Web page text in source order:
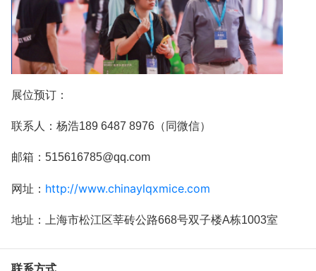
展位预订：
联系人：杨浩189 6487 8976（同微信）
邮箱：515616785@qq.com
网址： http://www.chinaylqxmice.com
地址：上海市松江区莘砖公路668号双子楼A栋1003室
联系方式